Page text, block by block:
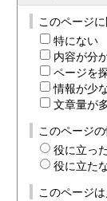
このページ
特にない
内容が分
ページを
情報が少
文章量が
このページ
役に立っ
役に立た
このページ